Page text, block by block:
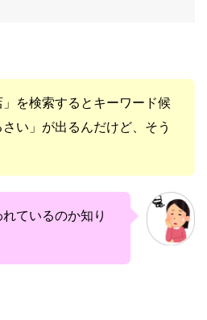
」を検索するとキーワード候
い」が出るんだけど、そう
ているのか知り